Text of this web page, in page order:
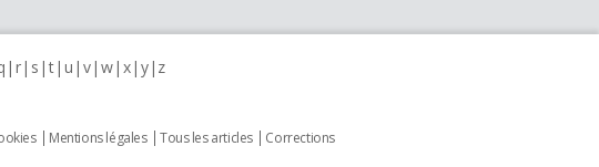
r s t u v w x y z
Mentions légales Tous les articles
Corrections